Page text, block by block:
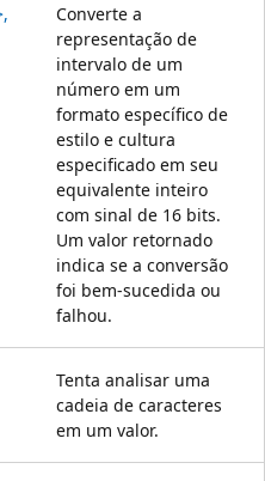
Converte a
representação de
intervalo de um
número em um
formato específico de
estilo e cultura
especificado em seu
equivalente inteiro
com sinal de 16 bits.
Um valor retornado
indica se a conversão
foi bem-sucedida ou
falhou.
Tenta analisar uma
cadeia de caracteres
em um valor.